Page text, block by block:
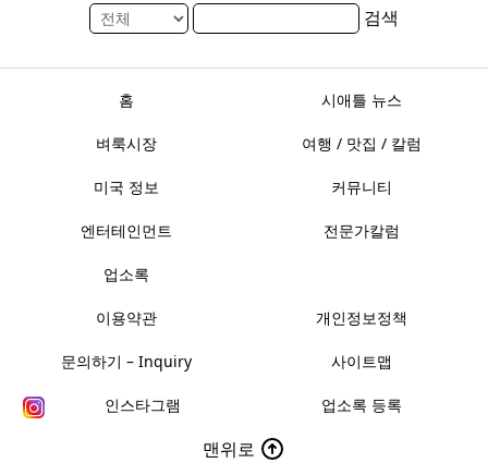
검색
홈 시애틀 뉴스
벼룩시장 여행 / 맛집 / 칼럼
미국 정보 커뮤니티
엔터테인먼트 전문가칼럼
업소록
이용약관 개인정보정책
문의하기 – Inquiry 사이트맵
인스타그램 업소록 등록
맨위로